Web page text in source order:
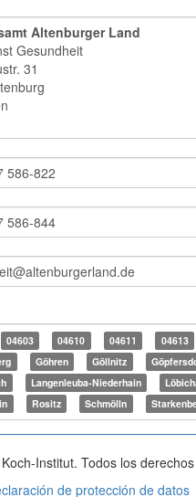
Altenburger Land
Gesundheit
31
04603 04610 04611 04613
Göhren Göllnitz
Langenleuba-Niederhain
Rositz Schmölln
Institut. Todos los
de protección de datos